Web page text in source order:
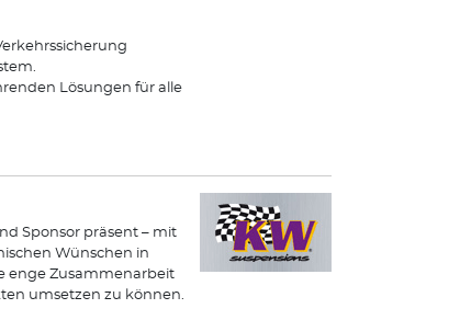
Lösungen für alle
Sponsor präsent – mit
Wünschen in
enge Zusammenarbeit
umsetzen zu können.